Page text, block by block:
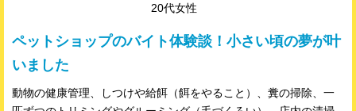
20代女性
ペットショップのバイト体験談！小さい頃の夢が叶
いました
動物の健康管理、しつけや給餌（餌をやること）、糞の掃除、一